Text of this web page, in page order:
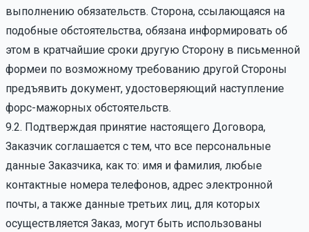
выполнению обязательств. Сторона, ссылающаяся на
подобные обстоятельства, обязана информировать об
этом в кратчайшие сроки другую Сторону в письменной
формеи по возможному требованию другой Стороны
предъявить документ, удостоверяющий наступление
форс-мажорных обстоятельств.
9.2. Подтверждая принятие настоящего Договора,
Заказчик соглашается с тем, что все персональные
данные Заказчика, как то: имя и фамилия, любые
контактные номера телефонов, адрес электронной
почты, а также данные третьих лиц, для которых
осуществляется Заказ, могут быть использованы